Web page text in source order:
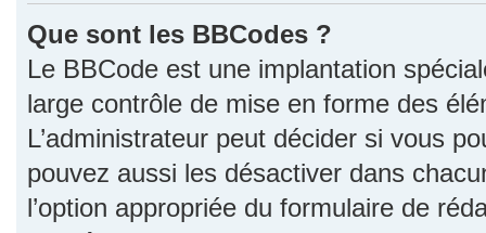
Que sont les BBCodes ?
Le BBCode est une implantation
large contrôle de mise en forme des
L’administrateur peut décider si vous
pouvez aussi les désactiver dans
l’option appropriée du formulaire de